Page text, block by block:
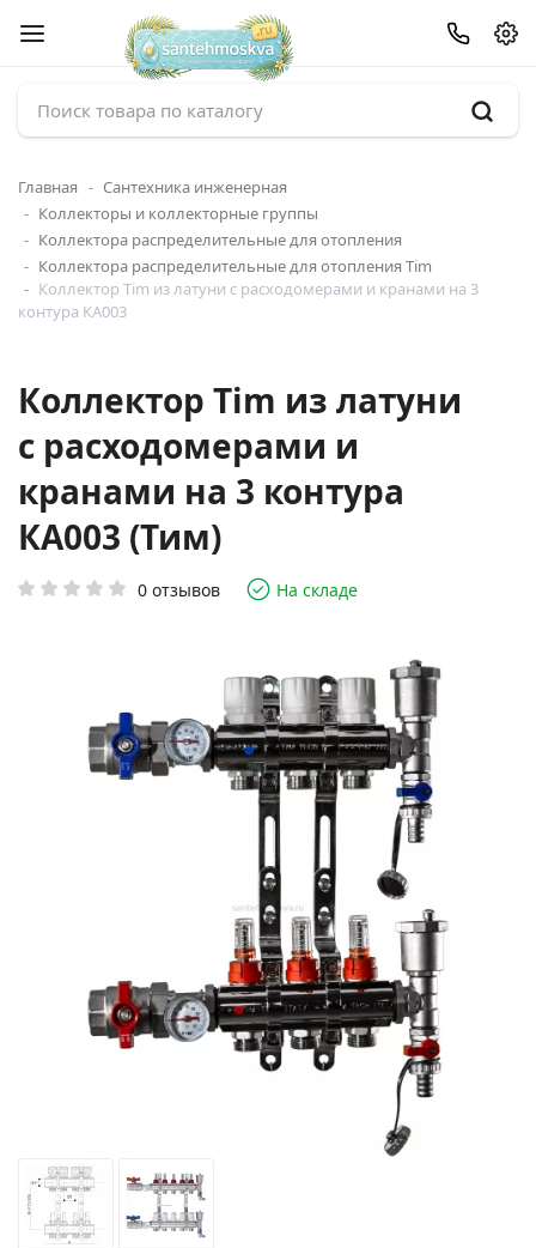
Главная
Сантехника инженерная
Коллекторы и коллекторные группы
Коллектора распределительные для отопления
Коллектора распределительные для отопления Tim
Коллектор Tim из латуни с расходомерами и кранами на 3
контура КA003
Коллектор Tim из латуни
с расходомерами и
кранами на 3 контура
КA003 (Тим)
0 отзывов На складе